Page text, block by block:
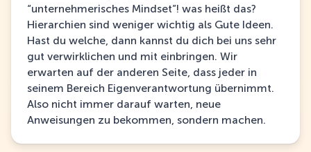
“unternehmerisches Mindset”! was heißt das?
Hierarchien sind weniger wichtig als Gute Ideen.
Hast du welche, dann kannst du dich bei uns sehr
gut verwirklichen und mit einbringen. Wir
erwarten auf der anderen Seite, dass jeder in
seinem Bereich Eigenverantwortung übernimmt.
Also nicht immer darauf warten, neue
Anweisungen zu bekommen, sondern machen.